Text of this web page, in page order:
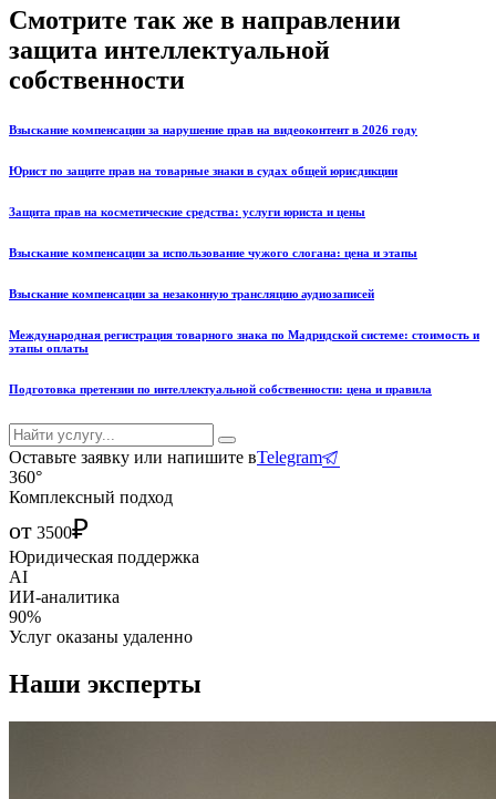
Смотрите так же в направлении
защита интеллектуальной
собственности
Взыскание компенсации за нарушение прав на видеоконтент в 2026 году
Юрист по защите прав на товарные знаки в судах общей юрисдикции
Защита прав на косметические средства: услуги юриста и цены
Взыскание компенсации за использование чужого слогана: цена и этапы
Взыскание компенсации за незаконную трансляцию аудиозаписей
Международная регистрация товарного знака по Мадридской системе: стоимость и
этапы оплаты
Подготовка претензии по интеллектуальной собственности: цена и правила
Оставьте заявку или напишите вTelegram
360°
Комплексный подход
от 3500₽
Юридическая поддержка
AI
ИИ-аналитика
90%
Услуг оказаны удаленно
Наши эксперты